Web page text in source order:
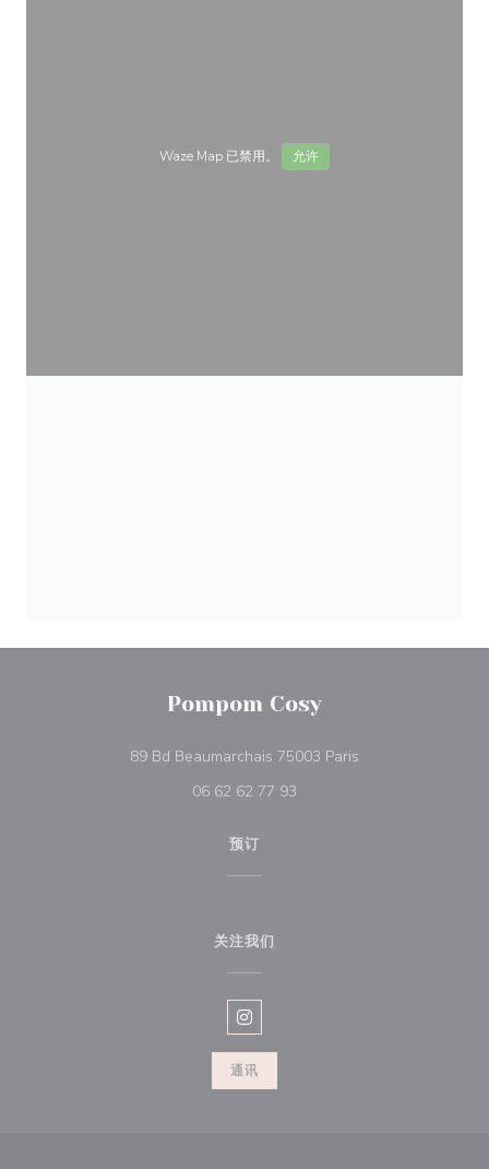
Waze Map 已禁用。 允许
Pompom Cosy
89 Bd Beaumarchais 75003 Paris
06 62 62 77 93
预订
关注我们
Instagram ((在新窗口中打开))
通讯